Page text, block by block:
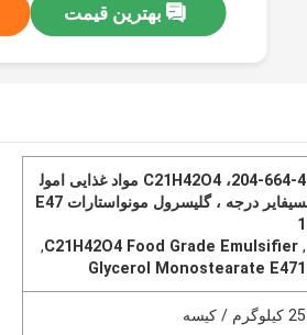
بهترین قیمت
204-664-4، C21H42O4 مواد غذایی امول
سیفایر درجه ، گلیسرول مونواستارات E47
1
,
C21H42O4 Food Grade Emulsifier
,
Glycerol Monostearate E471
25 کیلوگرم / کیسه